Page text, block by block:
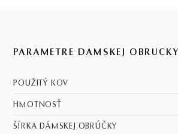
PARAMETRE DÁMSKEJ OBRÚČKY
POUŽITÝ KOV
HMOTNOSŤ
ŠÍRKA DÁMSKEJ OBRÚČKY